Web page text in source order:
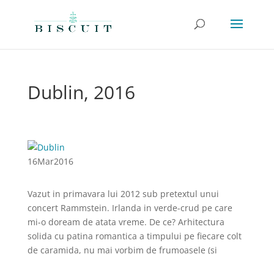
Dublin, 2016
16Mar2016
Vazut in primavara lui 2012 sub pretextul unui
concert Rammstein. Irlanda in verde-crud pe care
mi-o doream de atata vreme. De ce? Arhitectura
solida cu patina romantica a timpului pe fiecare colt
de caramida, nu mai vorbim de frumoasele (si